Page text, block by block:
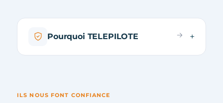
Pourquoi TELEPILOTE
ILS NOUS FONT CONFIANCE